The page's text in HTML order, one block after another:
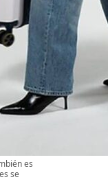
es
se